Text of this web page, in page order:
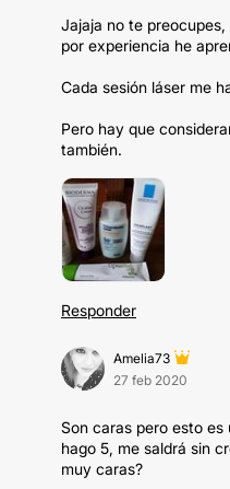
Jajaja no te
por experiencia he
Cada sesión láser me
Pero hay que
también.
Responder
Amelia73
27 feb 2020
Son caras pero esto es
hago 5, me saldrá sin
muy caras?